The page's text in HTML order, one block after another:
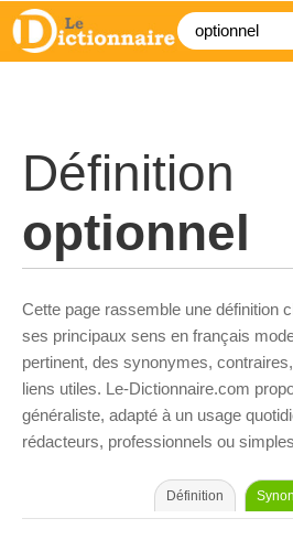
Définition
optionnel
Cette page rassemble une définition
ses principaux sens en français
pertinent, des synonymes,
liens utiles. Le-Dictionnaire.com
généraliste, adapté à un usage
rédacteurs, professionnels ou
Définition